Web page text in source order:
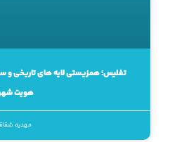
تفلیس؛ همزیستی لایه های تاریخی
هویت
مهدیه